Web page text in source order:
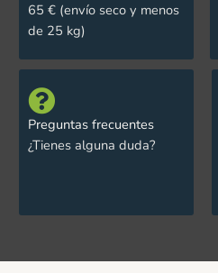
65 € (envío seco y menos
de 25 kg)
Preguntas frecuentes
¿Tienes alguna duda?